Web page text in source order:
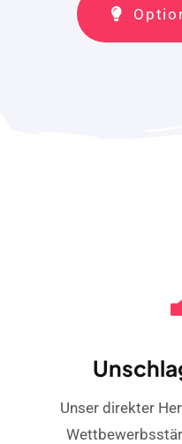
Unser direkter